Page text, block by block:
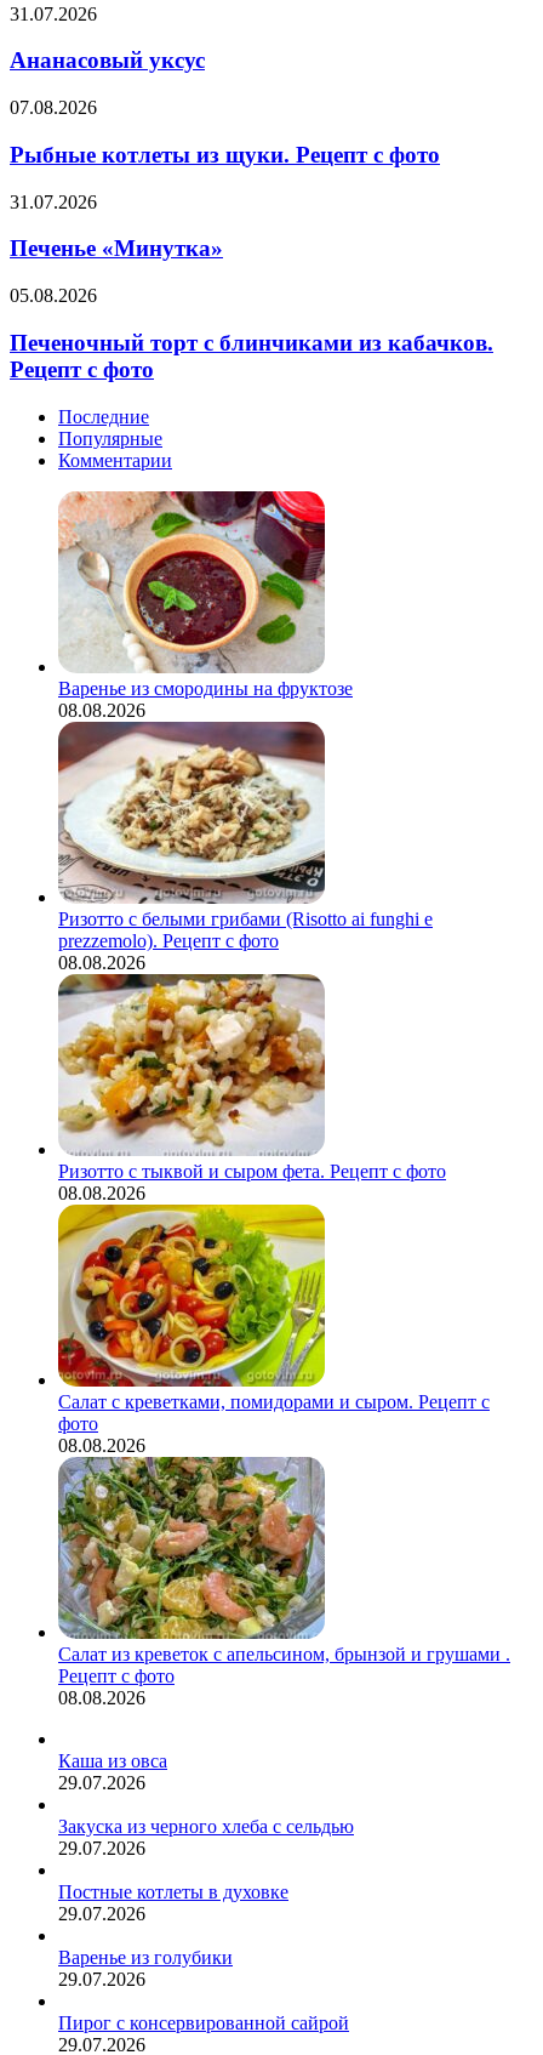
Ананасовый
31.07.2026
Ананасовый уксус
Рыбные
из
щуки.
Рецепт
с
фото
07.08.2026
Рыбные котлеты из щуки. Рецепт с фото
Печенье
31.07.2026
Печенье «Минутка»
Печеночный
с
блинчиками
из
Рецепт
фото
05.08.2026
Печеночный торт с блинчиками из кабачков.
Рецепт с фото
Последние
Популярные
Комментарии
Варенье из смородины на фруктозе
08.08.2026
Ризотто с белыми грибами (Risotto ai funghi e
prezzemolo). Рецепт с фото
08.08.2026
Ризотто с тыквой и сыром фета. Рецепт с фото
08.08.2026
Салат с креветками, помидорами и сыром. Рецепт с
фото
08.08.2026
Салат из креветок с апельсином, брынзой и грушами .
Рецепт с фото
08.08.2026
Каша из овса
29.07.2026
Закуска из черного хлеба с сельдью
29.07.2026
Постные котлеты в духовке
29.07.2026
Варенье из голубики
29.07.2026
Пирог с консервированной сайрой
29.07.2026